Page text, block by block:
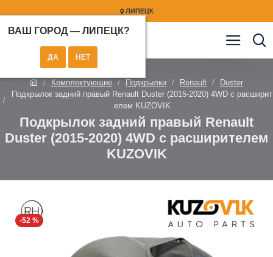
ЛИПЕЦК
ВАШ ГОРОД — ЛИПЕЦК?
Комплектующие Подкрылки Renault
Duster
Подкрылок задний правый Renault Duster (2015-2020) 4WD с расширит
елем KUZOVIK
Подкрылок задний правый Renault
Duster (2015-2020) 4WD с расширителем
KUZOVIK
-52 %